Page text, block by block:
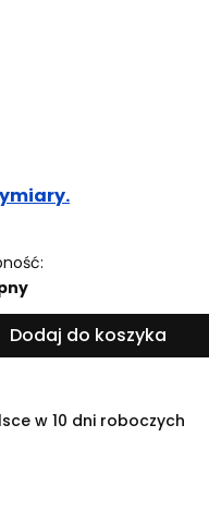
Dodaj do koszyka
w 10 dni roboczych